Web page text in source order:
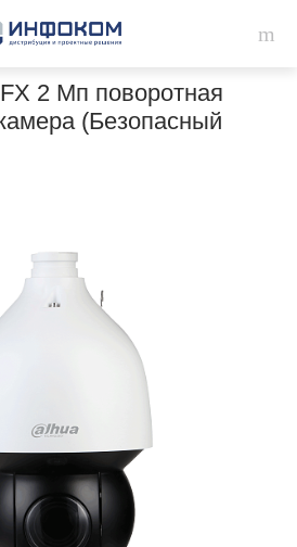
2 Мп поворотная
(Безопасный